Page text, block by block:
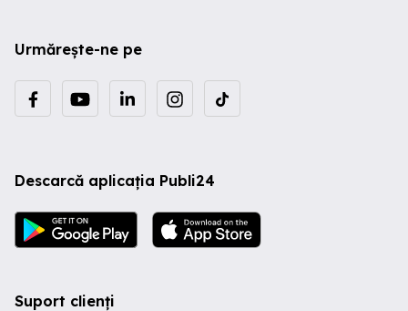
Urmărește-ne pe
Descarcă aplicația Publi24
Suport clienți